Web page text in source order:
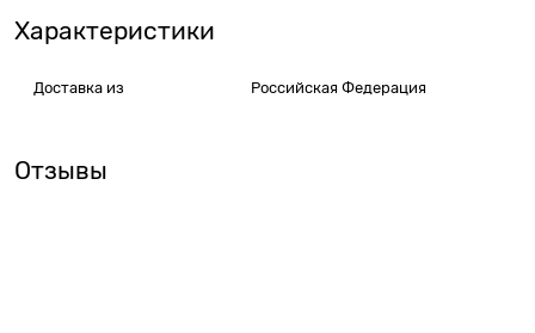
Характеристики
Доставка из Российская Федерация
Отзывы